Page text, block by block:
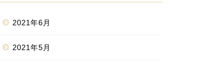
2021年6月
2021年5月